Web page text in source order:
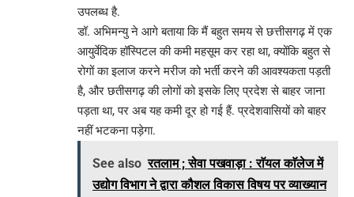
उपलब्ध है.
डॉ. अभिमन्यु ने आगे बताया कि मैं बहुत समय से छत्तीसगढ़ में एक
आयुर्वेदिक हॉस्पिटल की कमी महसूम कर रहा था, क्योंकि बहुत से
रोगों का इलाज करने मरीज को भर्ती करने की आवश्यकता पड़ती
है, और छतीसगढ़ की लोगों को इसके लिए प्रदेश से बाहर जाना
पड़ता था, पर अब यह कमी दूर हो गई हैं. प्रदेशवासियों को बाहर
नहीं भटकना पड़ेगा.
See also रतलाम ; सेवा पखवाड़ा : राॅयल काॅलेज में
उद्योग विभाग ने द्वारा कौशल विकास विषय पर व्याख्यान